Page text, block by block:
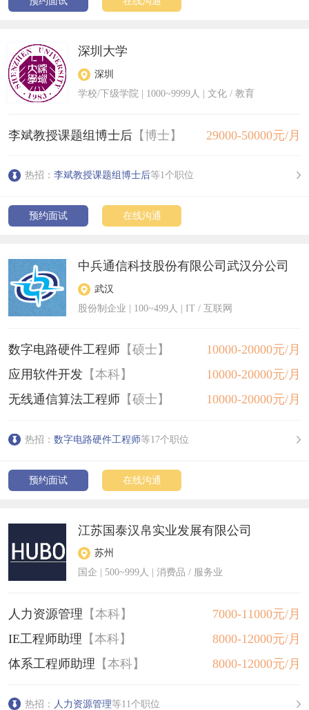
深圳大学
深圳
学校/下级学院 | 1000~9999人 | 文化 / 教育
李斌教授课题组博士后【博士】 29000-50000元/月
热招： 李斌教授课题组博士后等1个职位
预约面试 在线沟通
中兵通信科技股份有限公司武汉分公司
武汉
股份制企业 | 100~499人 | IT / 互联网
数字电路硬件工程师 【硕士】
10000-20000元/月
应用软件开发【本科】
10000-20000元/月
无线通信算法工程师 【硕士】 10000-20000元/月
热招： 数字电路硬件工程师等17个职位
预约面试 在线沟通
江苏国泰汉帛实业发展有限公司
苏州
国企 | 500~999人 | 消费品 / 服务业
人力资源管理 【本科】
7000-11000元/月
IE工程师助理 【本科】
8000-12000元/月
体系工程师助理 【本科】 8000-12000元/月
热招： 人力资源管理等11个职位